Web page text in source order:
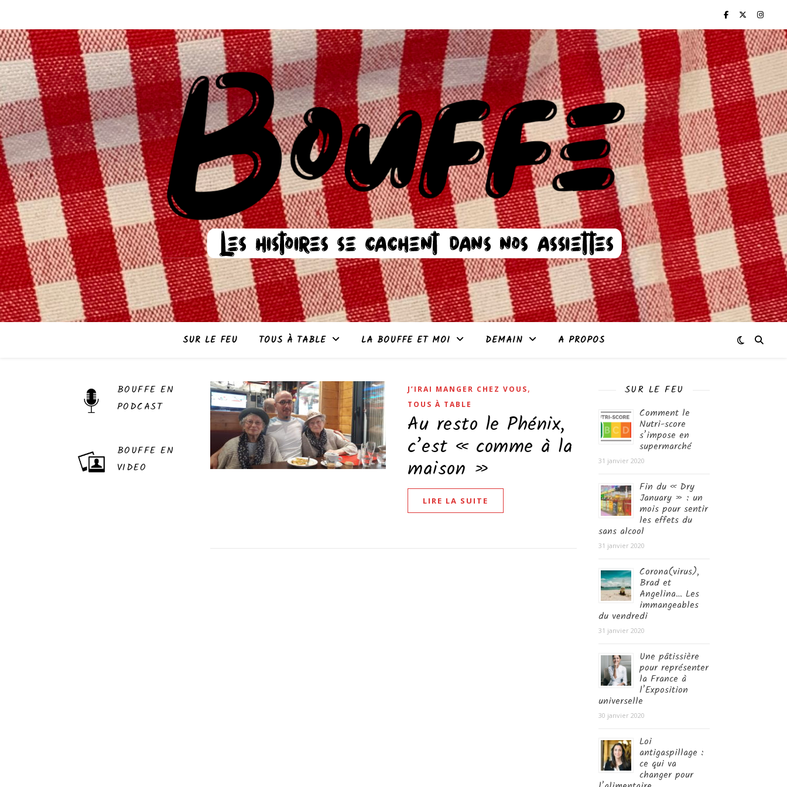
SUR LE FEU TOUS À TABLE LA BOUFFE ET MOI DEMAIN A PROPOS
BOUFFE EN
PODCAST
BOUFFE EN
VIDEO
J’IRAI MANGER CHEZ VOUS,
TOUS À TABLE
Au resto le Phénix,
c’est « comme à la
maison »
LIRE LA SUITE
SUR LE FEU
Comment le
Nutri-score
s’impose en
supermarché
31 janvier 2020
Fin du « Dry
January » : un
mois pour sentir
les effets du
sans alcool
31 janvier 2020
Corona(virus),
Brad et
Angelina… Les
immangeables
du vendredi
31 janvier 2020
Une pâtissière
pour représenter
la France à
l’Exposition
universelle
30 janvier 2020
Loi
antigaspillage :
ce qui va
changer pour